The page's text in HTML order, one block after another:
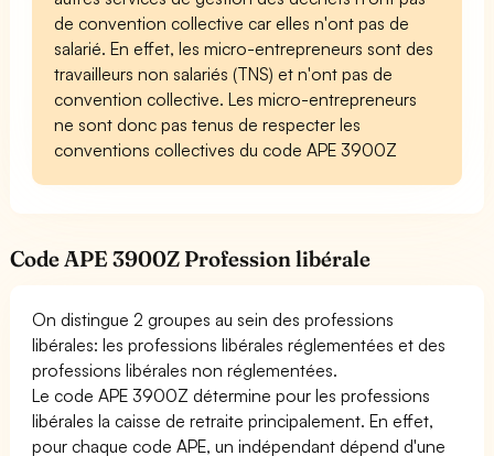
de convention collective car elles n'ont pas de
salarié. En effet, les micro-entrepreneurs sont des
travailleurs non salariés (TNS) et n'ont pas de
convention collective. Les micro-entrepreneurs
ne sont donc pas tenus de respecter les
conventions collectives du code APE 3900Z
Code APE 3900Z Profession libérale
On distingue 2 groupes au sein des professions
libérales: les professions libérales réglementées et des
professions libérales non réglementées.
Le code APE 3900Z détermine pour les professions
libérales la caisse de retraite principalement. En effet,
pour chaque code APE, un indépendant dépend d'une